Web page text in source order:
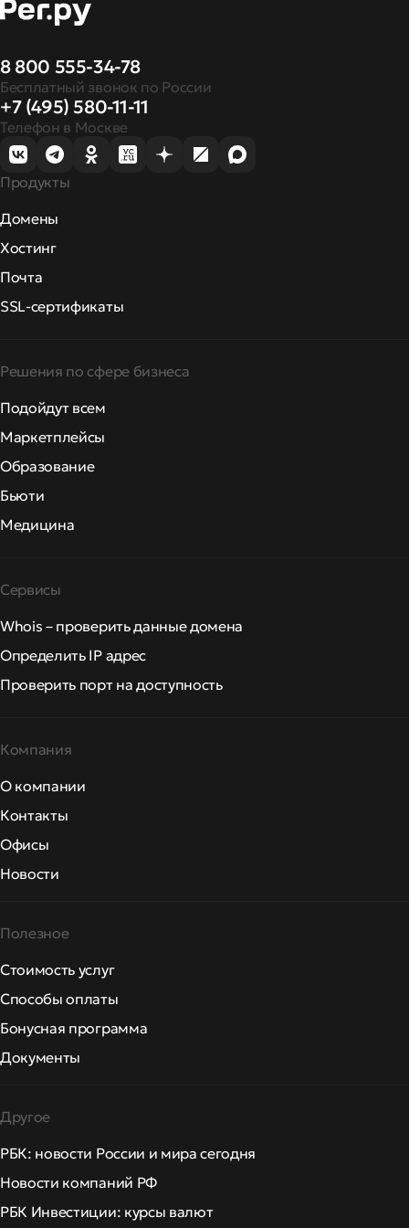
8 800 555-34-78
Бесплатный звонок по России
+7 (495) 580-11-11
Телефон в Москве
Продукты
Домены
Хостинг
Почта
SSL-сертификаты
Решения по сфере бизнеса
Подойдут всем
Маркетплейсы
Образование
Бьюти
Медицина
Сервисы
Whois – проверить данные домена
Определить IP адрес
Проверить порт на доступность
Компания
О компании
Контакты
Офисы
Новости
Полезное
Стоимость услуг
Способы оплаты
Бонусная программа
Документы
Другое
РБК: новости России и мира сегодня
Новости компаний РФ
РБК Инвестиции: курсы валют